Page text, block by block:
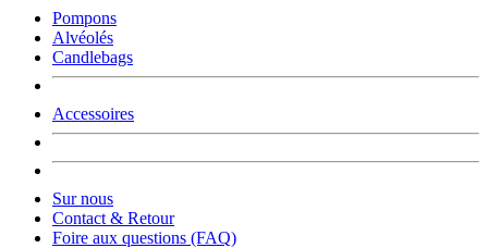
Pompons
Alvéolés
Candlebags
Accessoires
Sur nous
Contact & Retour
Foire aux questions (FAQ)